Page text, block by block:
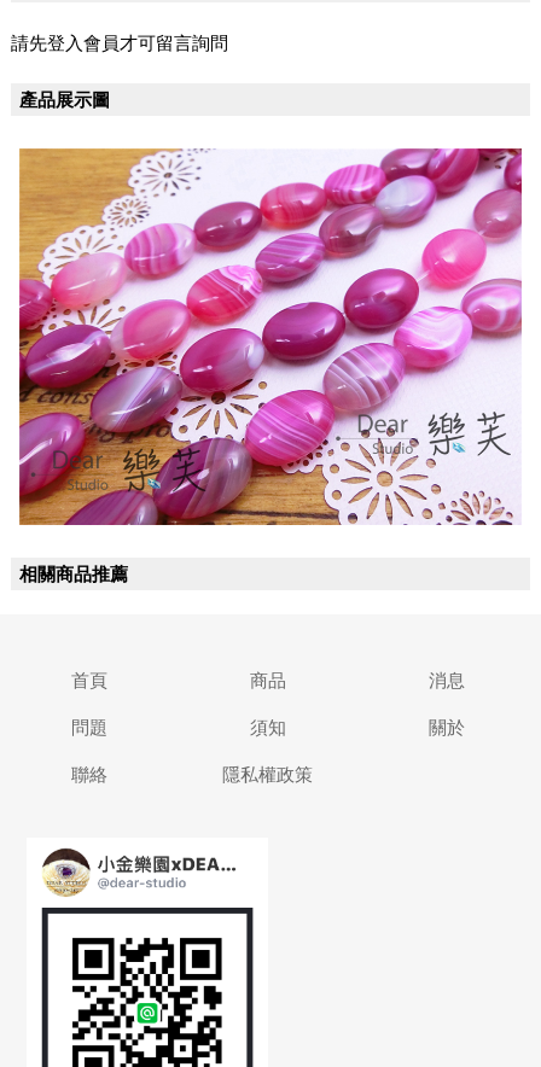
請先登入會員才可留言詢問
產品展示圖
相關商品推薦
首頁 商品 消息
問題 須知 關於
聯絡 隱私權政策